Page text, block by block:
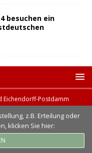
besuchen ein
Eichendorff-Postdamm
z.B. Erteilung oder
klicken Sie hier: